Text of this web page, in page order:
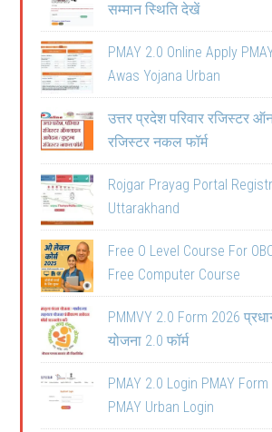
सम्मान स्थिति देखें
PMAY 2.0 Online Apply
Awas Yojana Urban
उत्तर प्रदेश परिवार रजिस्टर
रजिस्टर नकल फॉर्म
Rojgar Prayag Portal
Uttarakhand
Free O Level Course For
Free Computer Course
PMMVY 2.0 Form 2026
योजना 2.0 फॉर्म
PMAY 2.0 Login PMAY
PMAY Urban Login